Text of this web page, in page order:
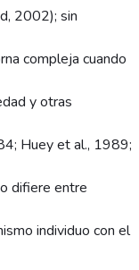
2002); sin
compleja cuando
y otras
Huey et al., 1989;
difiere entre
individuo con el